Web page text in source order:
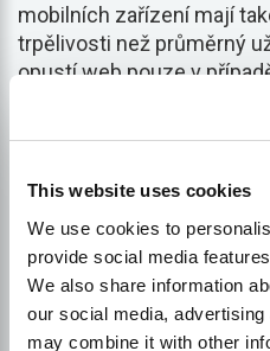
This website uses cookies
We use cookies to
provide social media
We also share information
our social media,
may combine it with other
mobilních zařízení mají
trpělivosti než průměrný
opustí web pouze v
Pokud se
než 3 sekundy, 53
Ujistěte se, že
pro Google:
Jedním z
způsobů, jak zvýšit